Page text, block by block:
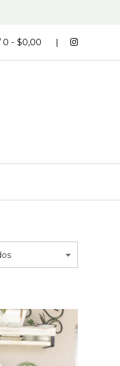
0 - $0,00